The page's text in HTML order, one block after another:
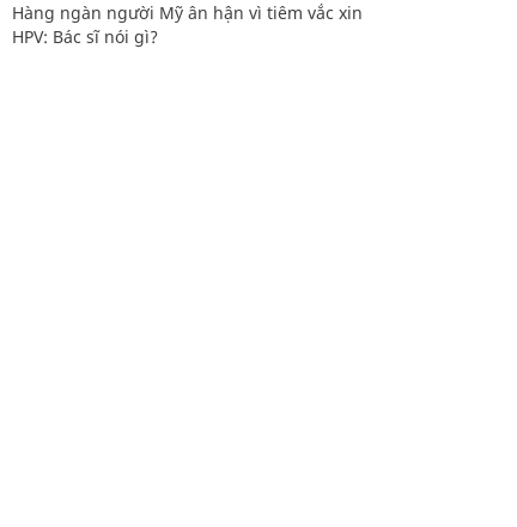
Hàng ngàn người Mỹ ân hận vì tiêm vắc xin
HPV: Bác sĩ nói gì?